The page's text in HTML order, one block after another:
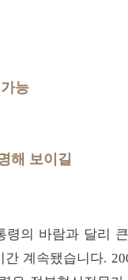
능
해 보이길
령의 바람과 달리
계속됐습니다.